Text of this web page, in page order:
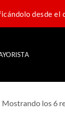
desde el
Mostrando los 6